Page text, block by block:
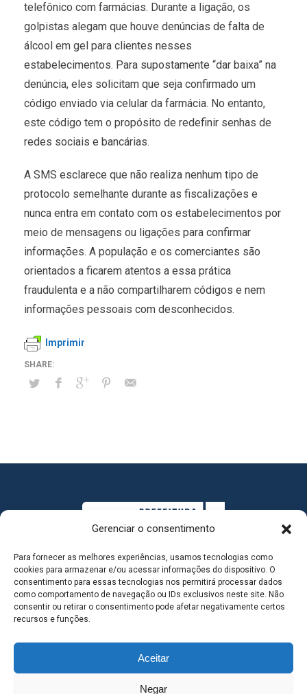
Gerenciar o consentimento
Para fornecer as melhores experiências, usamos tecnologias como
cookies para armazenar e/ou acessar informações do dispositivo. O
consentimento para essas tecnologias nos permitirá processar dados
como comportamento de navegação ou IDs exclusivos neste site. Não
consentir ou retirar o consentimento pode afetar negativamente certos
recursos e funções.
Aceitar
Negar
telefônico com farmácias. Durante a ligação, os
golpistas alegam que houve denúncias de falta de
álcool em gel para clientes nesses
estabelecimentos. Para supostamente “dar baixa” na
denúncia, eles solicitam que seja confirmado um
código enviado via celular da farmácia. No entanto,
este código tem o propósito de redefinir senhas de
redes sociais e bancárias.
A SMS esclarece que não realiza nenhum tipo de
protocolo semelhante durante as fiscalizações e
nunca entra em contato com os estabelecimentos por
meio de mensagens ou ligações para confirmar
informações. A população e os comerciantes são
orientados a ficarem atentos a essa prática
fraudulenta e a não compartilharem códigos e nem
informações pessoais com desconhecidos.
Imprimir
MAPA DO SITE
SEDE DO ADMINISTRATIVO MUNICIPAL - Avenida